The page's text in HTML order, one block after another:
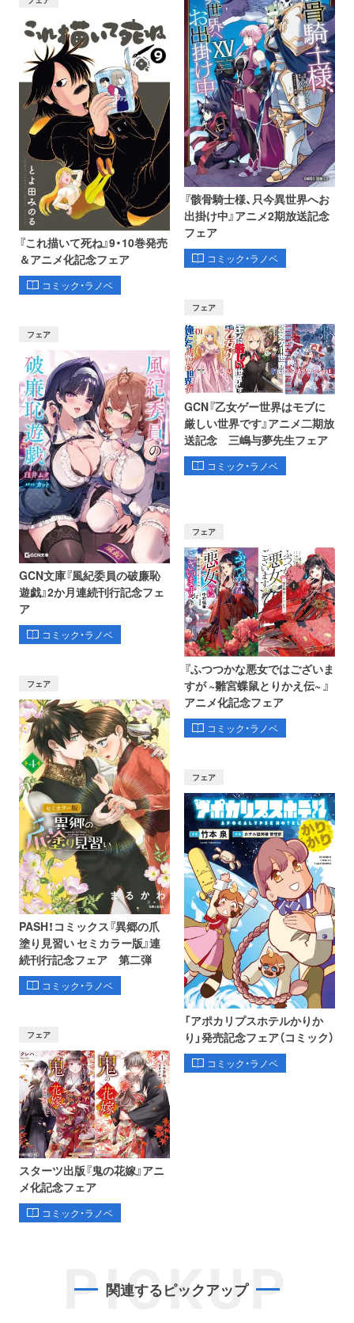
『これ描いて死ね』9・10巻発売
＆アニメ化記念フェア
コミック・ラノベ
『骸骨騎士様、只今異世界へお
出掛け中』アニメ2期放送記念
フェア
コミック・ラノベ
フェア
GCN文庫『風紀委員の破廉恥
遊戯』2か月連続刊行記念フェ
ア
コミック・ラノベ
フェア
GCN『乙女ゲー世界はモブに
厳しい世界です』アニメ二期放
送記念 三嶋与夢先生フェア
コミック・ラノベ
フェア
PASH！コミックス『異郷の爪
塗り見習い セミカラー版』連
続刊行記念フェア 第二弾
コミック・ラノベ
フェア
『ふつつかな悪女ではございま
すが ~雛宮蝶鼠とりかえ伝~ 』
アニメ化記念フェア
コミック・ラノベ
フェア
スターツ出版『鬼の花嫁』アニ
メ化記念フェア
コミック・ラノベ
フェア
「アポカリプスホテルかりか
り」発売記念フェア（コミック）
コミック・ラノベ
PICKUP
関連するピックアップ